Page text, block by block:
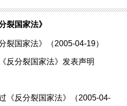
裂国家法》
裂国家法》（2005-04-19）
反分裂国家法》发表声明
《反分裂国家法》（2005-04-